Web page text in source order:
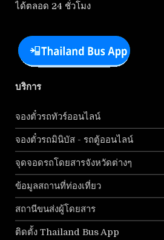
ได้ตลอด 24 ชั่วโมง
บริการ
จองตั๋วรถทัวร์ออนไลน์
จองตั๋วรถมินิบัส - รถตู้ออนไลน์
จุดจอดรถโดยสารจังหวัดต่างๆ
ข้อมูลสถานที่ท่องเที่ยว
สถานีขนส่งผู้โดยสาร
ติดตั้ง Thailand Bus App